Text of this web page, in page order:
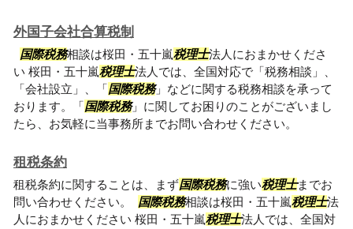
外国子会社合算税制
国際税務相談は桜田・五十嵐税理士法人におまかせくださ
い 桜田・五十嵐税理士法人では、全国対応で「税務相談」、
「会社設立」、「国際税務」などに関する税務相談を承って
おります。「国際税務」に関してお困りのことがございまし
たら、お気軽に当事務所までお問い合わせください。
租税条約
租税条約に関することは、まず国際税務に強い税理士までお
問い合わせください。 国際税務相談は桜田・五十嵐税理士法
人におまかせください 桜田・五十嵐税理士法人では、全国対